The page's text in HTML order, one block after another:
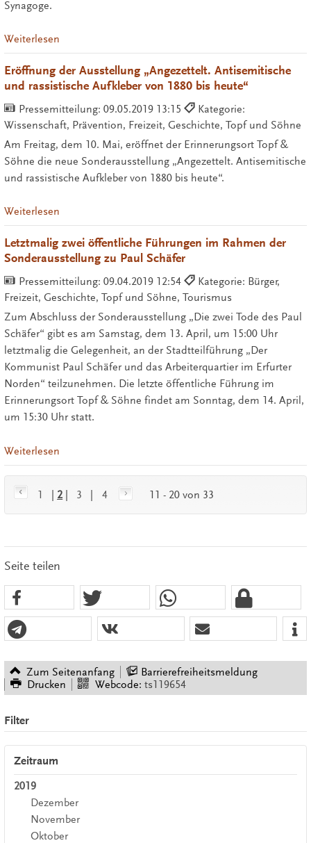
Synagoge.
Weiterlesen
Eröffnung der Ausstellung „Angezettelt. Antisemitische
und rassistische Aufkleber von 1880 bis heute“
Pressemitteilung: 09.05.2019 13:15
Kategorie:
Wissenschaft, Prävention, Freizeit, Geschichte, Topf und Söhne
Am Freitag, dem 10. Mai, eröffnet der Erinnerungsort Topf &
Söhne die neue Sonderausstellung „Angezettelt. Antisemitische
und rassistische Aufkleber von 1880 bis heute“.
Weiterlesen
Letztmalig zwei öffentliche Führungen im Rahmen der
Sonderausstellung zu Paul Schäfer
Pressemitteilung: 09.04.2019 12:54
Kategorie: Bürger,
Freizeit, Geschichte, Topf und Söhne, Tourismus
Zum Abschluss der Sonderausstellung „Die zwei Tode des Paul
Schäfer“ gibt es am Samstag, dem 13. April, um 15:00 Uhr
letztmalig die Gelegenheit, an der Stadtteilführung „Der
Kommunist Paul Schäfer und das Arbeiterquartier im Erfurter
Norden“ teilzunehmen. Die letzte öffentliche Führung im
Erinnerungsort Topf & Söhne findet am Sonntag, dem 14. April,
um 15:30 Uhr statt.
Weiterlesen
1 2 3 4 11 - 20 von 33
Seite teilen
Zum Seitenanfang
Barrierefreiheitsmeldung
Drucken
Webcode: ts119654
Filter
Zeitraum
2019
Dezember
November
Oktober